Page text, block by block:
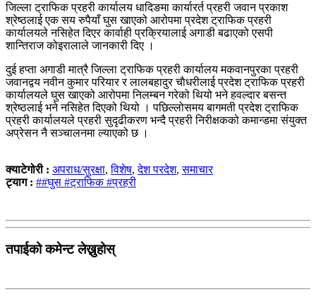
जिल्ला ट्राफिक प्रहरी कार्यालय धादिङमा कार्यारर्त प्रहरी जवान प्रकाश
श्रेष्ठलाई एक सय रुपैयाँ घुस खाएको आरोपमा प्रदेश ट्राफिक प्रहरी
कार्यालयले नसिहेत दिएर कार्वाही प्रक्रियालाई अगाडी बढाएको एसपी
शान्तिराज कोइरालाले जानकारी दिए ।
दुई हप्ता अगाडी मात्रै जिल्ला ट्राफिक प्रहरी कार्यालय मकवानपुरका प्रहरी
जवानद्वय नवीन कुमार परियार र लालबहादुर चाैधरीलाई प्रदेश ट्राफिक प्रहरी
कार्यालयले घुस खाएको आरोपमा निलम्बन गरेको थियो भने हवल्दार बसन्त
श्रेष्ठलाई भने नसिहेत दिएको थियो । पछिल्लोसमय बागमती प्रदेश ट्राफिक
प्रहरी कार्यालयले प्रहरी सुदृढीकरण भन्दै प्रहरी निरीक्षकको कमान्डमा संयुक्त
अप्रेसन नै सञ्चालनमा ल्याएको छ ।
क्याटेगोरी : अपराध/सुरक्षा,विशेष,देश परदेश,समाचार
ट्याग : ##घुस #ट्राफिक #प्रहरी
तपाईको कमेन्ट लेख्नुहोस्